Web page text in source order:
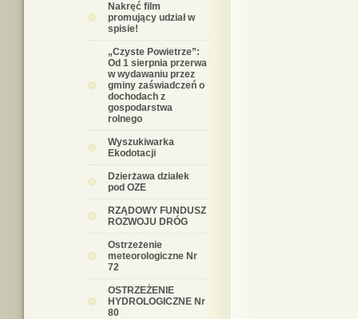
Nakręć film
promujący udział w
spisie!
„Czyste Powietrze”:
Od 1 sierpnia przerwa
w wydawaniu przez
gminy zaświadczeń o
dochodach z
gospodarstwa
rolnego
Wyszukiwarka
Ekodotacji
Dzierżawa działek
pod OZE
RZĄDOWY FUNDUSZ
ROZWOJU DRÓG
Ostrzeżenie
meteorologiczne Nr
72
OSTRZEŻENIE
HYDROLOGICZNE Nr
80